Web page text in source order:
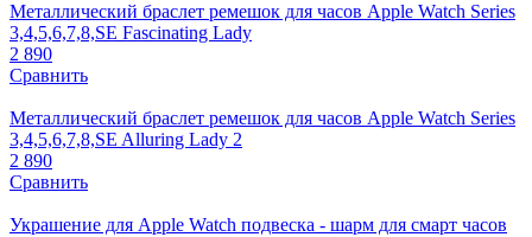
Металлический браслет ремешок для часов Apple Watch Series
3,4,5,6,7,8,SE Fascinating Lady
2 890
Сравнить
Металлический браслет ремешок для часов Apple Watch Series
3,4,5,6,7,8,SE Alluring Lady 2
2 890
Сравнить
Украшение для Apple Watch подвеска - шарм для смарт часов